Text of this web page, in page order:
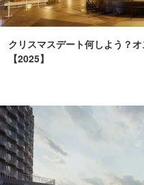
クリスマスデート何しよう？
【2025】